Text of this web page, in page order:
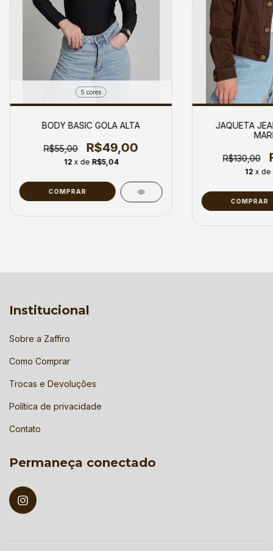
5 cores
BODY BASIC GOLA ALTA
R$55,00 R$49,00
12 x de R$5,04
COMPRAR
JAQUETA
R$130,00
12 x de
COMPRAR
Institucional
Sobre a Zaffiro
Como Comprar
Trocas e Devoluções
Política de privacidade
Contato
Permaneça conectado